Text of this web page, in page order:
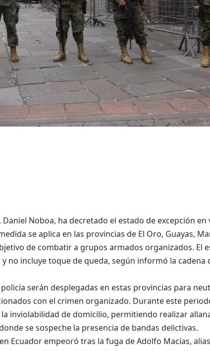
Daniel Noboa, ha decretado el estado de excepción en
se aplica en las provincias de El Oro, Guayas,
de combatir a grupos armados organizados. El
no incluye toque de queda, según informó la cadena
serán desplegadas en estas provincias para
con el crimen organizado. Durante este
inviolabilidad de domicilio, permitiendo realizar
se sospeche la presencia de bandas delictivas.
Ecuador empeoró tras la fuga de Adolfo Macías, alias